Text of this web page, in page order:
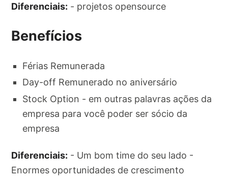
Diferenciais: - projetos opensource
Benefícios
Férias Remunerada
Day-off Remunerado no aniversário
Stock Option - em outras palavras ações da
empresa para você poder ser sócio da
empresa
Diferenciais: - Um bom time do seu lado -
Enormes oportunidades de crescimento